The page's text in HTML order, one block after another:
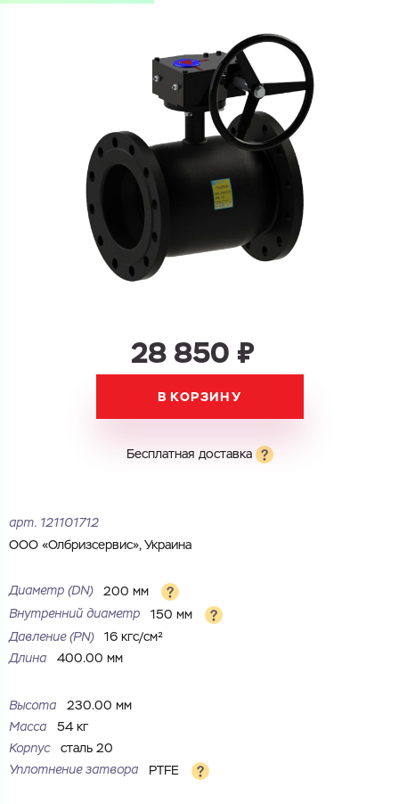
Купить как физ. лицо
Купить как юр. лицо
Электронная почта
Комментарий
персональных данных
ОТПРАВИТЬ
Ваш запрос
Перечислите товары, которые вас интересуют
и укажите какую информацию вы хотите по ним
получить. Мы свяжемся с вами в ближайшее время.
Запросить Счёт
Номер телефона
ЗАГРУЗИТЬ
Файл с реквизитами огранизации (любой формат, макс. 20
МБ)
Cоглашаюсь на обработку
28 850 ₽
В КОРЗИНУ
Бесплатная доставка
арт. 121101712
ООО «Олбризсервис», Украина
Диаметр (DN)
200 мм
Внутренний диаметр
150 мм
Давление (РN)
16 кгс/см²
Длина
400.00 мм
Высота
230.00 мм
Масса
54 кг
Корпус
сталь 20
Уплотнение затвора
PTFE